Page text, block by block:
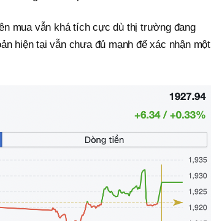
mua vẫn khá tích cực dù thị trường đang
hiện tại vẫn chưa đủ mạnh để xác nhận một